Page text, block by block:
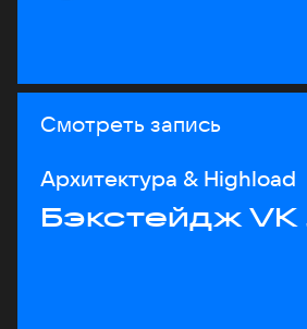
Смотреть запись
Архитектура & Highload
Бэкстейдж VK